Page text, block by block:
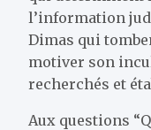
l’information
Dimas qui
motiver son
recherchés et
Aux questions